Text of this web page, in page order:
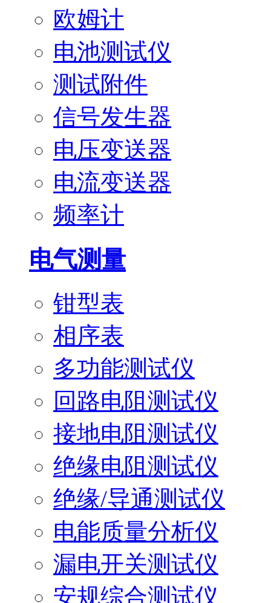
欧姆计
电池测试仪
测试附件
信号发生器
电压变送器
电流变送器
频率计
电气测量
钳型表
相序表
多功能测试仪
回路电阻测试仪
接地电阻测试仪
绝缘电阻测试仪
绝缘/导通测试仪
电能质量分析仪
漏电开关测试仪
安规综合测试仪